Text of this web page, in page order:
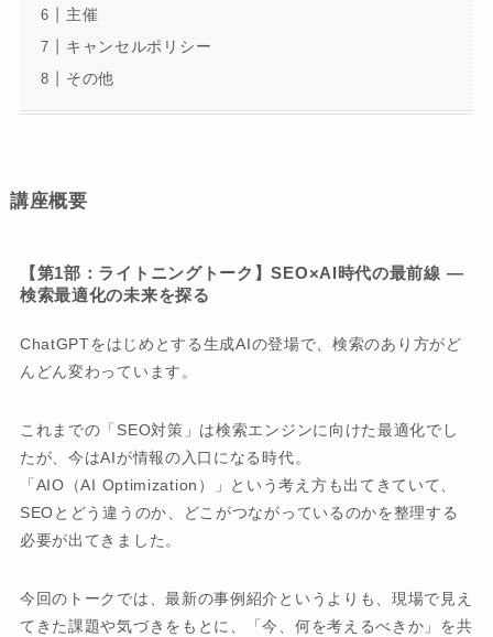
主催
キャンセルポリシー
その他
講座概要
【第1部：ライトニングトーク】SEO×AI時代の最前線 ―
検索最適化の未来を探る
ChatGPTをはじめとする生成AIの登場で、検索のあり方がど
んどん変わっています。
これまでの「SEO対策」は検索エンジンに向けた最適化でし
たが、今はAIが情報の入口になる時代。
「AIO（AI Optimization）」という考え方も出てきていて、
SEOとどう違うのか、どこがつながっているのかを整理する
必要が出てきました。
今回のトークでは、最新の事例紹介というよりも、現場で見え
てきた課題や気づきをもとに、「今、何を考えるべきか」を共